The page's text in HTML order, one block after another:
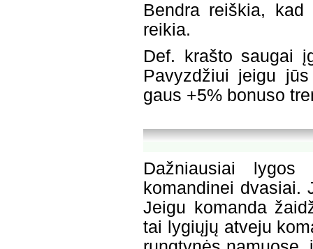
Bendra reiškia,
reikia.
Def. krašto saugai
Pavyzdžiui jeigu
gaus +5% bonuso
Dažniausiai
komandinei dvasiai.
Jeigu komanda
tai lygiųjų atveju